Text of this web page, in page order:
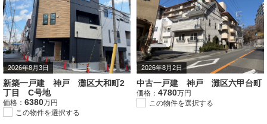
2026年8月3日
新築一戸建 神戸 灘区大和町2
丁目 C号地
価格： 6380万円
この物件を選択する
2026年8月2日
中古一戸建 神戸 灘区六甲台町
価格： 4780万円
この物件を選択する